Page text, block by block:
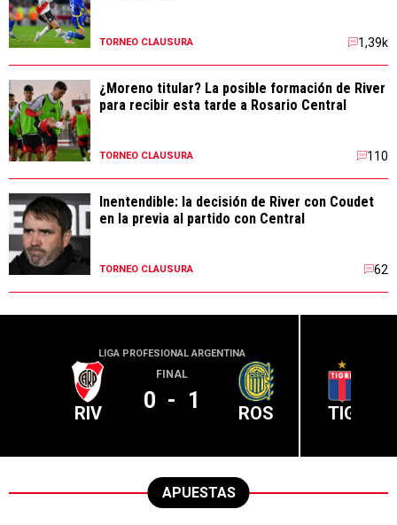
TORNEO CLAUSURA 1,39k
¿Moreno titular? La posible formación de River
para recibir esta tarde a Rosario Central
TORNEO CLAUSURA 110
Inentendible: la decisión de River con Coudet
en la previa al partido con Central
TORNEO CLAUSURA 62
LIGA PROFESIONAL ARGENTINA
RIV
FINAL
0 - 1 ROS TIG
APUESTAS